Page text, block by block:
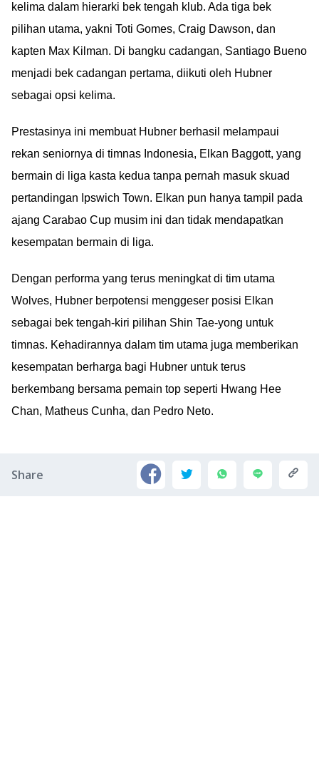
kelima dalam hierarki bek tengah klub. Ada tiga bek
pilihan utama, yakni Toti Gomes, Craig Dawson, dan
kapten Max Kilman. Di bangku cadangan, Santiago Bueno
menjadi bek cadangan pertama, diikuti oleh Hubner
sebagai opsi kelima.
Prestasinya ini membuat Hubner berhasil melampaui
rekan seniornya di timnas Indonesia, Elkan Baggott, yang
bermain di liga kasta kedua tanpa pernah masuk skuad
pertandingan Ipswich Town. Elkan pun hanya tampil pada
ajang Carabao Cup musim ini dan tidak mendapatkan
kesempatan bermain di liga.
Dengan performa yang terus meningkat di tim utama
Wolves, Hubner berpotensi menggeser posisi Elkan
sebagai bek tengah-kiri pilihan Shin Tae-yong untuk
timnas. Kehadirannya dalam tim utama juga memberikan
kesempatan berharga bagi Hubner untuk terus
berkembang bersama pemain top seperti Hwang Hee
Chan, Matheus Cunha, dan Pedro Neto.
Share